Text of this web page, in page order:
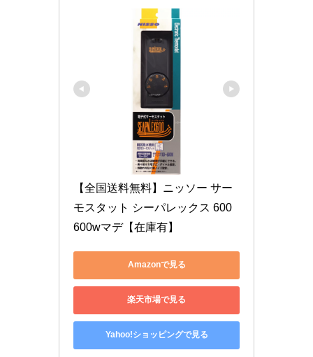
【全国送料無料】ニッソー サー
モスタット シーパレックス 600
600wマデ【在庫有】
Amazonで見る
楽天市場で見る
Yahoo!ショッピングで見る